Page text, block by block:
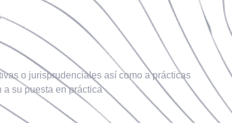
o jurisprudenciales así como a prácticas
su puesta en práctica